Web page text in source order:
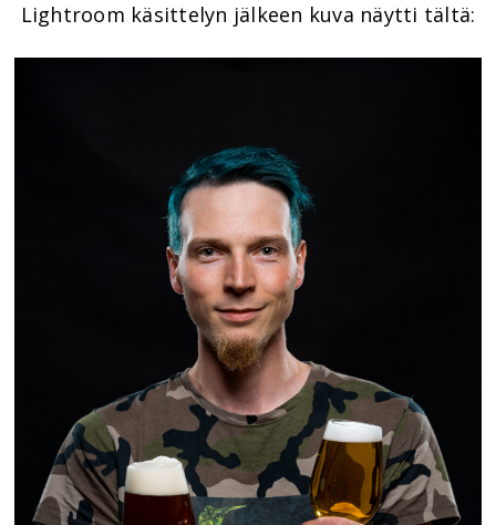
Lightroom käsittelyn jälkeen kuva näytti tältä: